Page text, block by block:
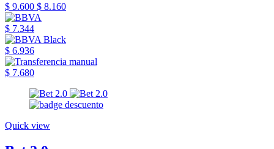
$ 9.600 $ 8.160
$ 7.344
$ 6.936
$ 7.680
Quick view